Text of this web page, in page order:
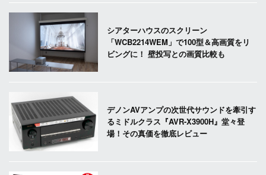
シアターハウスのスクリーン
「WCB2214WEM」で100型＆高画質をリ
ビングに！ 壁投写との画質比較も
デノンAVアンプの次世代サウンドを牽引す
るミドルクラス『AVR-X3900H』堂々登
場！その真価を徹底レビュー